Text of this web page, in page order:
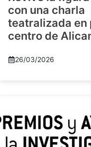
con una charla
teatralizada en
centro de
26/03/2026